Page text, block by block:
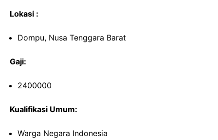
Lokasi :
Dompu, Nusa Tenggara Barat
Gaji:
2400000
Kualifikasi Umum:
Warga Negara Indonesia